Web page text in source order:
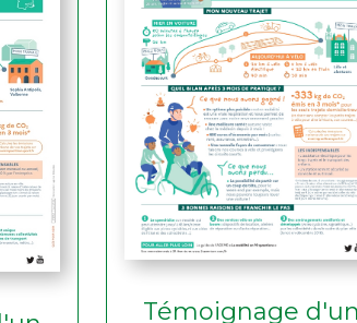
Témoignage